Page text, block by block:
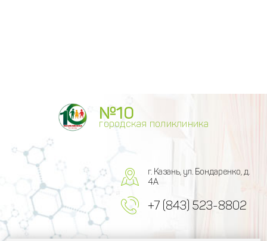
№10
городская поликлиника
г. Казань, ул. Бондаренко, д.
4А
+7 (843) 523-8802